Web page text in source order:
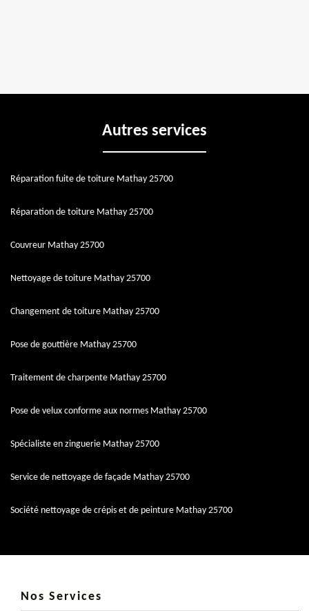
Autres services
Réparation fuite de toiture Mathay 25700
Réparation de toiture Mathay 25700
Couvreur Mathay 25700
Nettoyage de toiture Mathay 25700
Changement de toiture Mathay 25700
Pose de gouttière Mathay 25700
Traitement de charpente Mathay 25700
Pose de velux conforme aux normes Mathay 25700
Spécialiste en zinguerie Mathay 25700
Service de nettoyage de façade Mathay 25700
Société nettoyage de crépis et de peinture Mathay 25700
Nos Services